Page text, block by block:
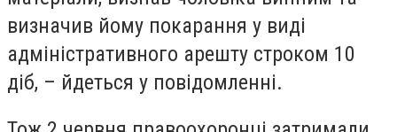
визначив йому покарання у виді
адміністративного арешту строком 10
діб, – йдеться у повідомленні.